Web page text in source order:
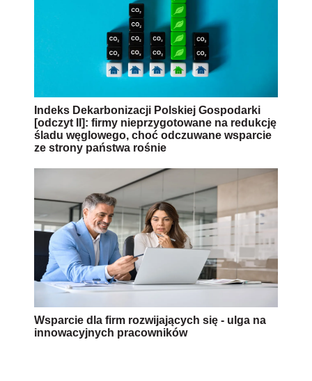
Indeks Dekarbonizacji Polskiej Gospodarki
[odczyt II]: firmy nieprzygotowane na redukcję
śladu węglowego, choć odczuwane wsparcie
ze strony państwa rośnie
Wsparcie dla firm rozwijających się - ulga na
innowacyjnych pracowników